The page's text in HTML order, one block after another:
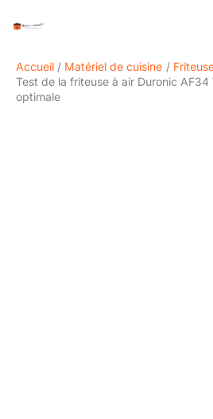
Accueil
Matériel de cuisine
Test de la friteuse à air Duronic AF34
optimale
e
h
e